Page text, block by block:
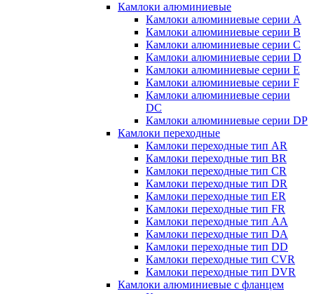
Камлоки алюминиевые
Камлоки алюминиевые серии А
Камлоки алюминиевые серии B
Камлоки алюминиевые серии C
Камлоки алюминиевые серии D
Камлоки алюминиевые серии E
Камлоки алюминиевые серии F
Камлоки алюминиевые серии
DC
Камлоки алюминиевые серии DP
Камлоки переходные
Камлоки переходные тип AR
Камлоки переходные тип BR
Камлоки переходные тип CR
Камлоки переходные тип DR
Камлоки переходные тип ER
Камлоки переходные тип FR
Камлоки переходные тип AA
Камлоки переходные тип DA
Камлоки переходные тип DD
Камлоки переходные тип CVR
Камлоки переходные тип DVR
Камлоки алюминиевые с фланцем